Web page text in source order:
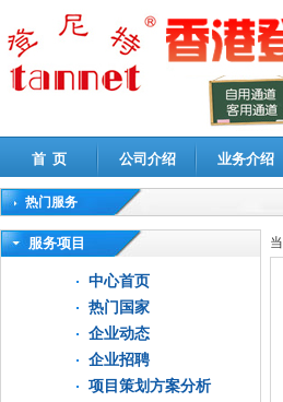
首 页 公司介绍 业务介绍
热门服务
高新技术企业认定审计|企业所得税汇算清缴
服务项目
中心首页
热门国家
企业动态
企业招聘
项目策划方案分析